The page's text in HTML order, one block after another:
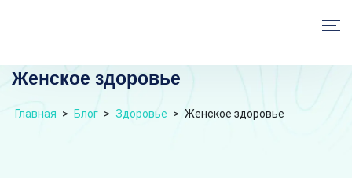
Женское здоровье
Главная > Блог > Здоровье > Женское здоровье